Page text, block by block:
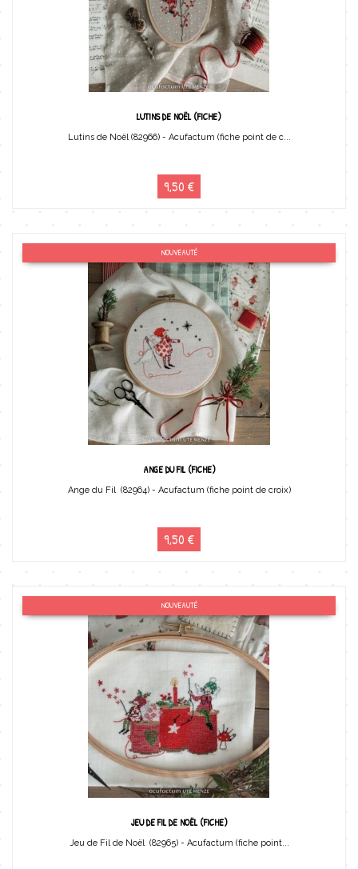
LUTINS DE NOËL (FICHE)
Lutins de Noël (82966) - Acufactum (fiche point de c...
9,50 €
NOUVEAUTÉ
ANGE DU FIL (FICHE)
Ange du Fil (82964) - Acufactum (fiche point de croix)
9,50 €
NOUVEAUTÉ
JEU DE FIL DE NOËL (FICHE)
Jeu de Fil de Noël (82965) - Acufactum (fiche point...